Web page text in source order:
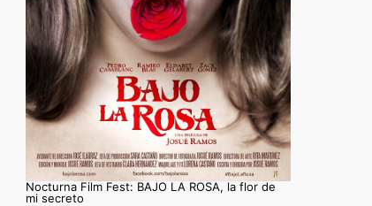
Nocturna Film Fest: BAJO LA ROSA, la flor de
mi secreto